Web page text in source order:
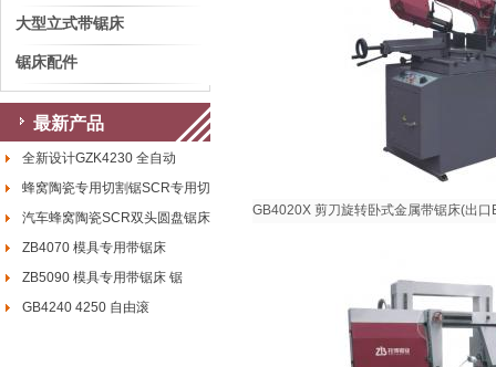
大型立式带锯床
锯床配件
最新产品
全新设计GZK4230 全自动
蜂窝陶瓷专用切割锯SCR专用切割
汽车蜂窝陶瓷SCR双头圆盘锯床
ZB4070 模具专用带锯床
ZB5090 模具专用带锯床 锯
GB4240 4250 自由滚
GB4020X 剪刀旋转卧式金属带锯床(出口